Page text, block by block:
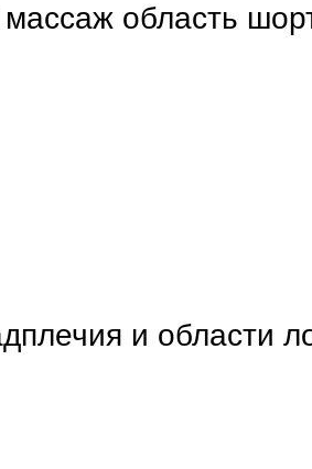
область
и области